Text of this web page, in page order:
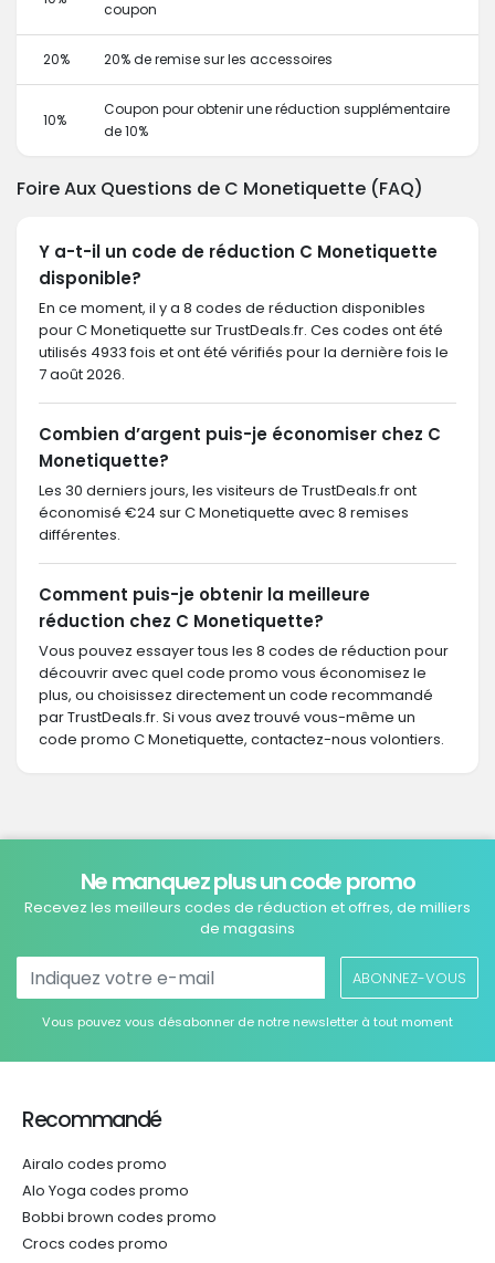
coupon
20% 20% de remise sur les accessoires
10%
Coupon pour obtenir une réduction supplémentaire
de 10%
Foire Aux Questions de C Monetiquette (FAQ)
Y a-t-il un code de réduction C Monetiquette
disponible?
En ce moment, il y a 8 codes de réduction disponibles
pour C Monetiquette sur TrustDeals.fr. Ces codes ont été
utilisés 4933 fois et ont été vérifiés pour la dernière fois le
7 août 2026.
Combien d’argent puis-je économiser chez C
Monetiquette?
Les 30 derniers jours, les visiteurs de TrustDeals.fr ont
économisé €24 sur C Monetiquette avec 8 remises
différentes.
Comment puis-je obtenir la meilleure
réduction chez C Monetiquette?
Vous pouvez essayer tous les 8 codes de réduction pour
découvrir avec quel code promo vous économisez le
plus, ou choisissez directement un code recommandé
par TrustDeals.fr. Si vous avez trouvé vous-même un
code promo C Monetiquette, contactez-nous volontiers.
Ne manquez plus un code promo
Recevez les meilleurs codes de réduction et offres, de milliers
de magasins
ABONNEZ-VOUS
Vous pouvez vous désabonner de notre newsletter à tout moment
Recommandé
Airalo codes promo
Alo Yoga codes promo
Bobbi brown codes promo
Crocs codes promo